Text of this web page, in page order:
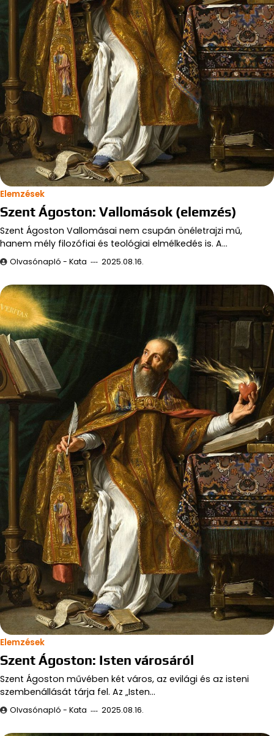
Elemzések
Szent Ágoston: Vallomások (elemzés)
Szent Ágoston Vallomásai nem csupán önéletrajzi mű,
hanem mély filozófiai és teológiai elmélkedés is. A…
Olvasónapló - Kata 2025.08.16.
Elemzések
Szent Ágoston: Isten városáról
Szent Ágoston művében két város, az evilági és az isteni
szembenállását tárja fel. Az „Isten…
Olvasónapló - Kata 2025.08.16.